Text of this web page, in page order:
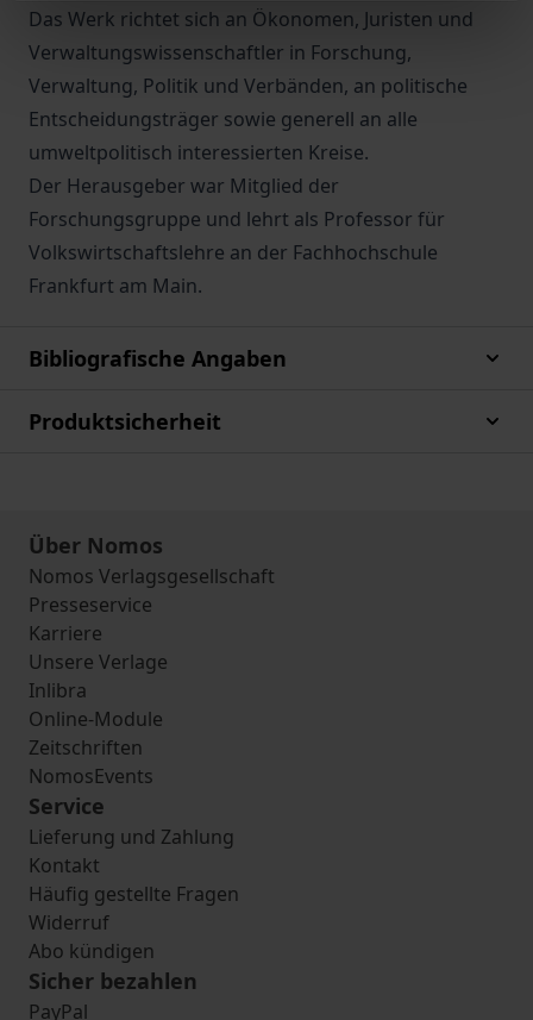
Das Werk richtet sich an Ökonomen, Juristen und
Verwaltungswissenschaftler in Forschung,
Verwaltung, Politik und Verbänden, an politische
Entscheidungsträger sowie generell an alle
umweltpolitisch interessierten Kreise.
Der Herausgeber war Mitglied der
Forschungsgruppe und lehrt als Professor für
Volkswirtschaftslehre an der Fachhochschule
Frankfurt am Main.
Bibliografische Angaben
Produktsicherheit
Über Nomos
Nomos Verlagsgesellschaft
Presseservice
Karriere
Unsere Verlage
Inlibra
Online-Module
Zeitschriften
NomosEvents
Service
Lieferung und Zahlung
Kontakt
Häufig gestellte Fragen
Widerruf
Abo kündigen
Sicher bezahlen
PayPal